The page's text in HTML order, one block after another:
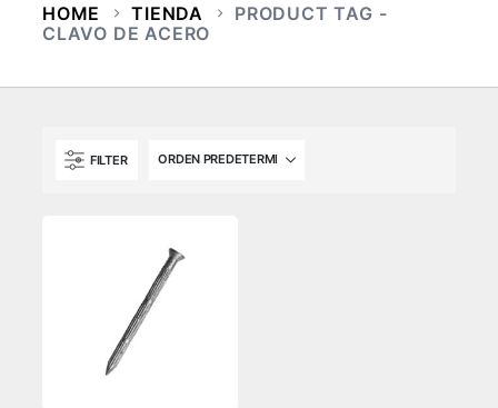
HOME TIENDA
PRODUCT TAG -
CLAVO DE ACERO
FILTER